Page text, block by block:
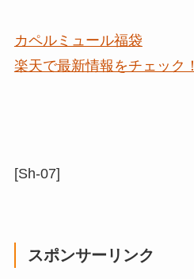
カペルミュール福袋
楽天で最新情報をチェック！
[Sh-07]
スポンサーリンク